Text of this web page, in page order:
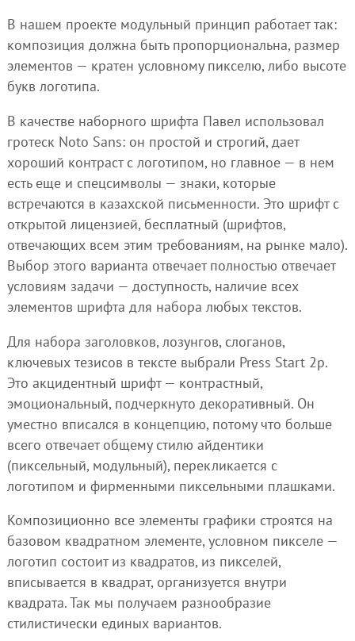
В нашем проекте модульный принцип работает так:
композиция должна быть пропорциональна, размер
элементов — кратен условному пикселю, либо высоте
букв логотипа.
В качестве наборного шрифта Павел использовал
гротеск Noto Sans: он простой и строгий, дает
хороший контраст с логотипом, но главное — в нем
есть еще и спецсимволы — знаки, которые
встречаются в казахской письменности. Это шрифт с
открытой лицензией, бесплатный (шрифтов,
отвечающих всем этим требованиям, на рынке мало).
Выбор этого варианта отвечает полностью отвечает
условиям задачи — доступность, наличие всех
элементов шрифта для набора любых текстов.
Для набора заголовков, лозунгов, слоганов,
ключевых тезисов в тексте выбрали Press Start 2p.
Это акцидентный шрифт — контрастный,
эмоциональный, подчеркнуто декоративный. Он
уместно вписался в концепцию, потому что больше
всего отвечает общему стилю айдентики
(пиксельный, модульный), перекликается с
логотипом и фирменными пиксельными плашками.
Композиционно все элементы графики строятся на
базовом квадратном элементе, условном пикселе —
логотип состоит из квадратов, из пикселей,
вписывается в квадрат, организуется внутри
квадрата. Так мы получаем разнообразие
стилистически единых вариантов.